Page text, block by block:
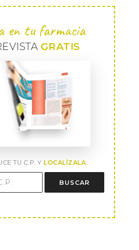
en tu farmacia
GRATIS
TU C.P. Y LOCALÍZALA:
BUSCAR